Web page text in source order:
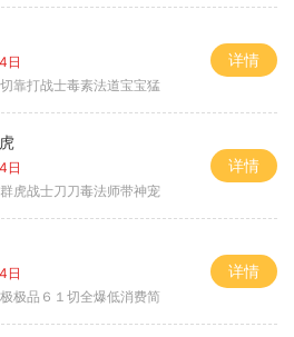
日
靠打战士毒素法道宝宝猛
详情
日
虎战士刀刀毒法师带神宠
详情
日
极品６１切全爆低消费简
详情